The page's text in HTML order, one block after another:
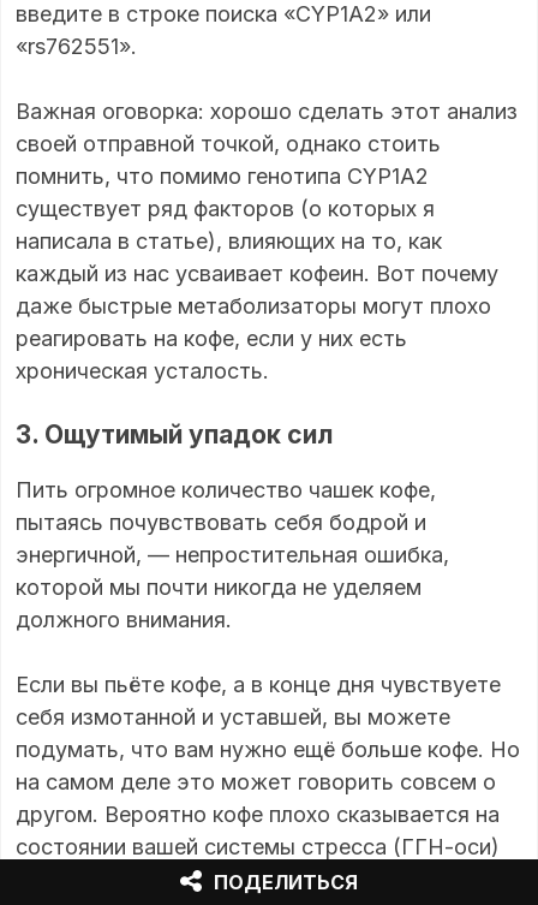
введите в строке поиска «CYP1A2» или
«rs762551».
Важная оговорка: хорошо сделать этот анализ
своей отправной точкой, однако стоить
помнить, что помимо генотипа CYP1A2
существует ряд факторов (о которых я
написала в статье), влияющих на то, как
каждый из нас усваивает кофеин. Вот почему
даже быстрые метаболизаторы могут плохо
реагировать на кофе, если у них есть
хроническая усталость.
3. Ощутимый упадок сил
Пить огромное количество чашек кофе,
пытаясь почувствовать себя бодрой и
энергичной, — непростительная ошибка,
которой мы почти никогда не уделяем
должного внимания.
Если вы пьёте кофе, а в конце дня чувствуете
себя измотанной и уставшей, вы можете
подумать, что вам нужно ещё больше кофе. Но
на самом деле это может говорить совсем о
другом. Вероятно кофе плохо сказывается на
состоянии вашей системы стресса (ГГН-оси)
или вы, сами того не замечая, находитесь в
ПОДЕЛИТЬСЯ